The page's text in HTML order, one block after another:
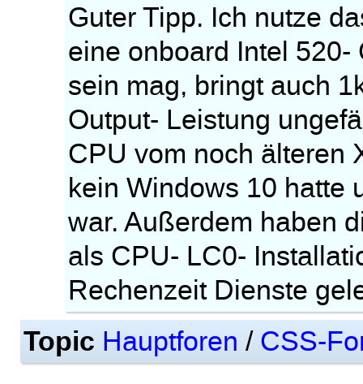
Guter Tipp. Ich nutze
eine onboard Intel
sein mag, bringt auch
Output- Leistung
CPU vom noch älteren
kein Windows 10 hatte
war. Außerdem haben
als CPU- LC0-
Rechenzeit Dienste
Topic Hauptforen / CSS-